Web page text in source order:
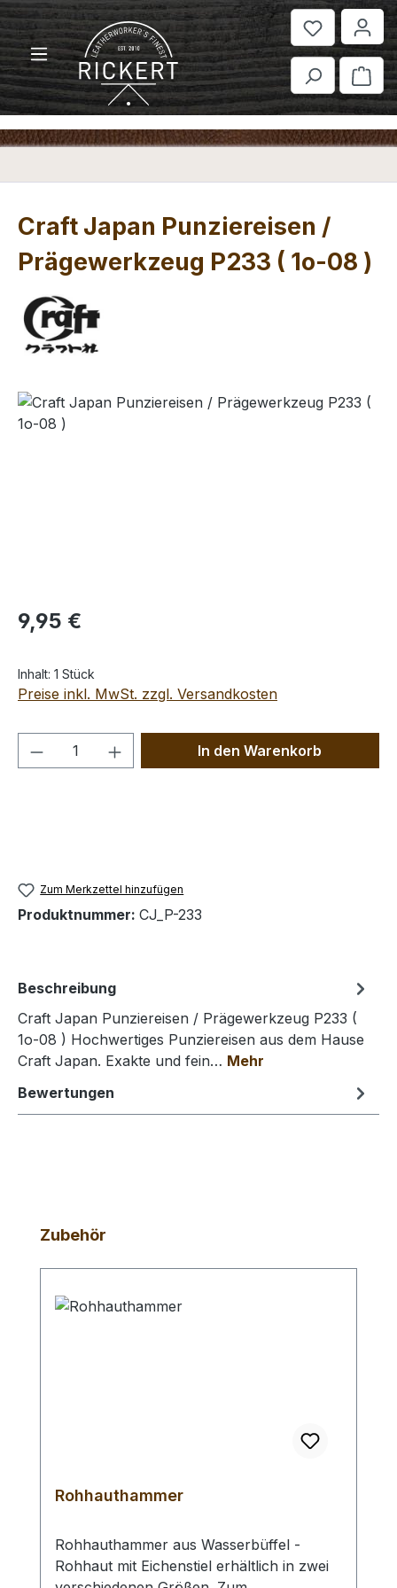
Zum Hauptinhalt springen
Craft Japan Punziereisen /
Prägewerkzeug P233 ( 1o-08 )
Bildergalerie überspringen
Regulärer Preis:
9,95 €
Inhalt: 1 Stück
Preise inkl. MwSt. zzgl. Versandkosten
Produkt Anzahl: Gib denIn den Warenkorb
Zum Merkzettel hinzufügen
Produktnummer: CJ_P-233
Beschreibung
Craft Japan Punziereisen / Prägewerkzeug P233 (
1o-08 ) Hochwertiges Punziereisen aus dem Hause
Craft Japan. Exakte und fein… Mehr
Bewertungen
Produktgalerie überspringen
Zubehör
Rohhauthammer
Rohhauthammer aus Wasserbüffel -
Rohhaut mit Eichenstiel erhältlich in zwei